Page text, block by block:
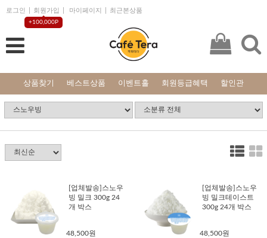
로그인 회원가입
+100,000P
마이페이지 최근본상품
상품찾기 베스트상품 이벤트홀 회원등급혜택 할인관
[업체발송]스노우
빙 밀크 300g 24
개 박스
48,500원
[업체발송]스노우
빙 밀크테이스트
300g 24개 박스
48,500원